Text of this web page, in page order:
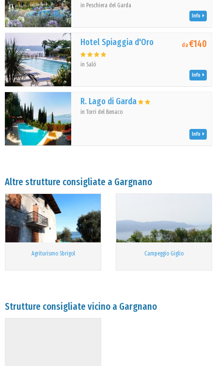
in Peschiera del Garda
Info
Hotel Spiaggia d'Oro
in Salò
da€140
Info
R. Lago di Garda
in Torri del Benaco
Info
Altre strutture consigliate a Gargnano
Agriturismo Sbrigol Campeggio Giglio
Strutture consigliate vicino a Gargnano